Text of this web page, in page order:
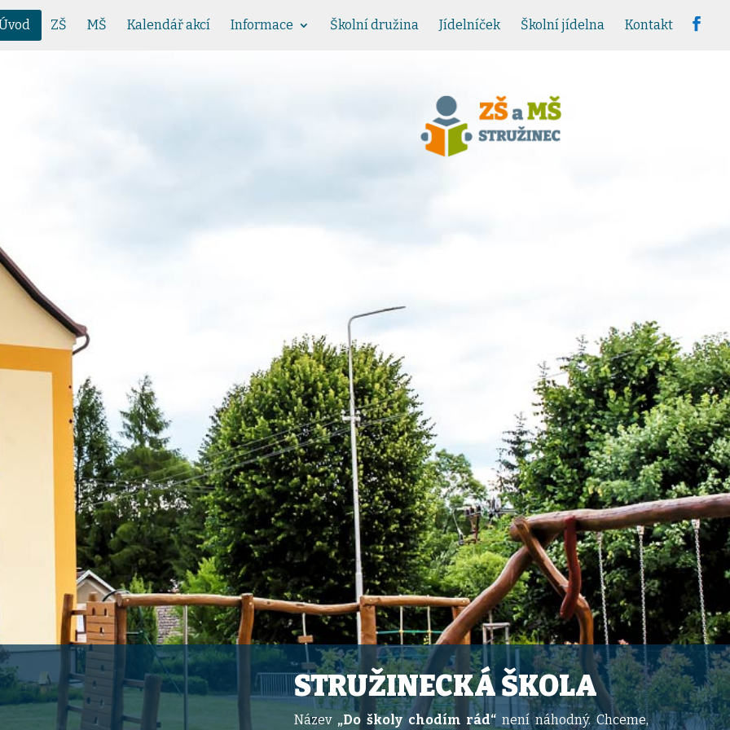
ZŠ MŠ Kalendář akcí Informace Školní družina Jídelníček Školní jídelna Kontakt
STRUŽINECKÁ ŠKOLA
Název „Do školy chodím rád“ není náhodný. Chceme,